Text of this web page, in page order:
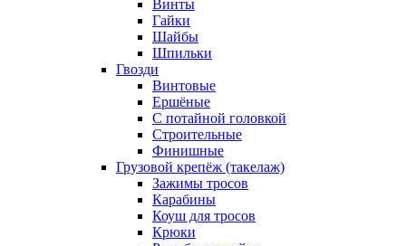
Винты
Гайки
Шайбы
Шпильки
Гвозди
Винтовые
Ершёные
С потайной головкой
Строительные
Финишные
Грузовой крепёж (такелаж)
Зажимы тросов
Карабины
Коуш для тросов
Крюки